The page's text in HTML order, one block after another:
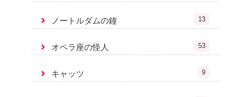
ノートルダムの鐘 13
オペラ座の怪人 53
キャッツ 9